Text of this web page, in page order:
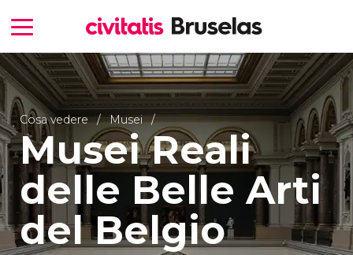
Cosa vedere Musei
Musei Reali
delle Belle Arti
del Belgio